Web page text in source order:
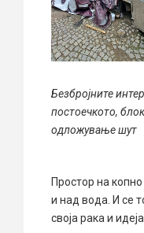
Безбројните
постоечкото,
одложување шут
Простор на
и над вода. И се
своја рака и